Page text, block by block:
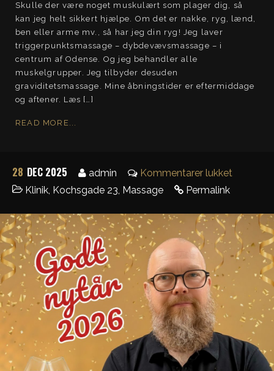
Skulle der være noget muskulært som plager dig, så
kan jeg helt sikkert hjælpe. Om det er nakke, ryg, lænd,
ben eller arme mv., så har jeg din ryg! Jeg laver
triggerpunktsmassage – dybdevævsmassage – i
centrum af Odense. Og jeg behandler alle
muskelgrupper. Jeg tilbyder desuden
graviditetsmassage. Mine åbningstider er eftermiddage
og aftener. Læs […]
READ MORE...
28 DEC 2025 admin
Kommentarer lukket
Klinik, Kochsgade 23, Massage Permalink